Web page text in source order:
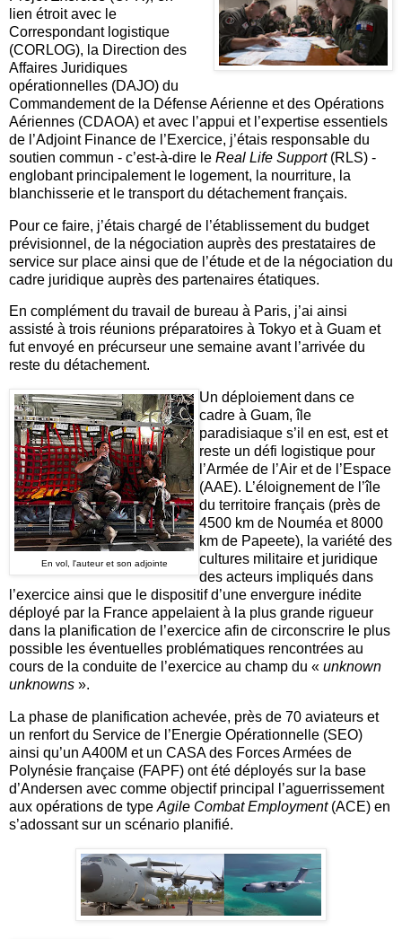
lien étroit avec le
Correspondant logistique
(CORLOG), la Direction des
Affaires Juridiques
opérationnelles (DAJO) du
Commandement de la Défense Aérienne et des Opérations
Aériennes (CDAOA) et avec l’appui et l’expertise essentiels
de l’Adjoint Finance de l’Exercice, j’étais responsable du
soutien commun - c’est-à-dire le Real Life Support(RLS) -
englobant principalement le logement, la nourriture, la
blanchisserie et le transport du détachement français.
Pour ce faire, j’étais chargé de l’établissement du budget
prévisionnel, de la négociation auprès des prestataires de
service sur place ainsi que de l’étude et de la négociation du
cadre juridique auprès des partenaires étatiques.
En complément du travail de bureau à Paris, j’ai ainsi
assisté à trois réunions préparatoires à Tokyo et à Guam et
fut envoyé en précurseur une semaine avant l’arrivée du
reste du détachement.
En vol, l'auteur et son adjointe
Un déploiement dans ce
cadre à Guam, île
paradisiaque s’il en est, est et
reste un défi logistique pour
l’Armée de l’Air et de l’Espace
(AAE). L’éloignement de l’île
du territoire français (près de
4500 km de Nouméa et 8000
km de Papeete), la variété des
cultures militaire et juridique
des acteurs impliqués dans
l’exercice ainsi que le dispositif d’une envergure inédite
déployé par la France appelaient à la plus grande rigueur
dans la planification de l’exercice afin de circonscrire le plus
possible les éventuelles problématiques rencontrées au
cours de la conduite de l’exercice au champ du « unknown
unknowns ».
La phase de planification achevée, près de 70 aviateurs et
un renfort du Service de l’Energie Opérationnelle (SEO)
ainsi qu’un A400M et un CASA des Forces Armées de
Polynésie française (FAPF) ont été déployés sur la base
d’Andersen avec comme objectif principal l’aguerrissement
aux opérations de type Agile Combat Employment (ACE) en
s’adossant sur un scénario planifié.